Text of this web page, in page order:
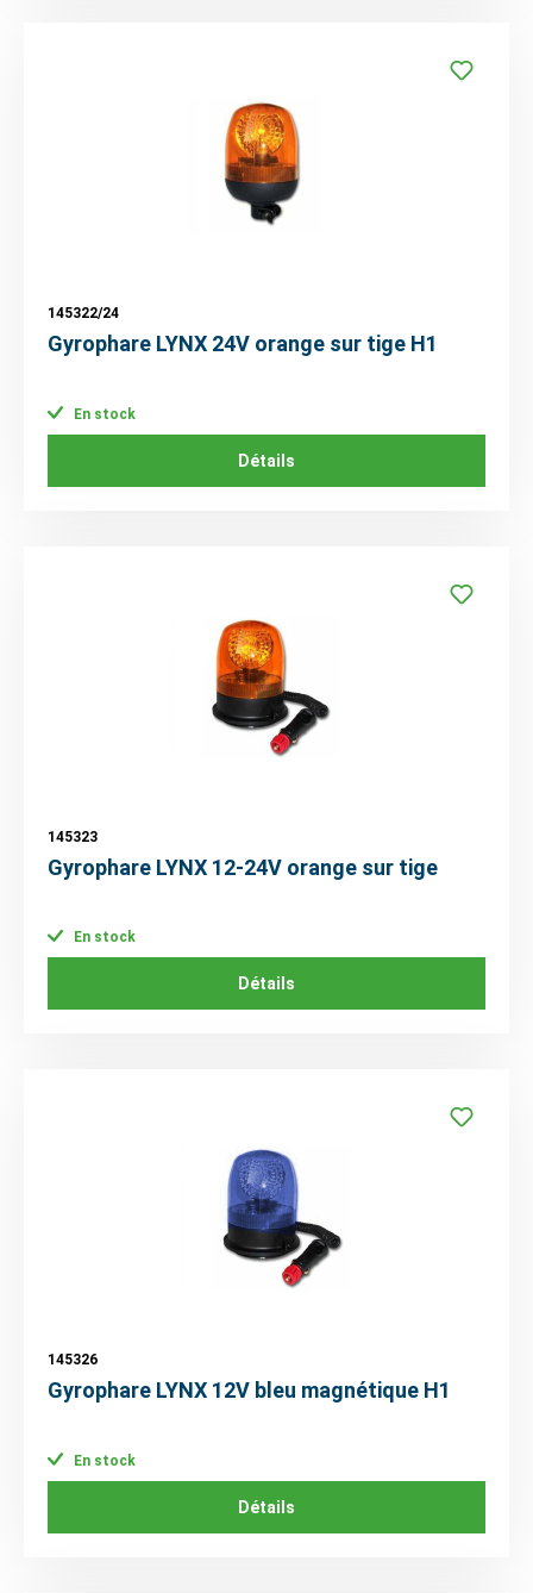
145322/24
Gyrophare LYNX 24V orange sur tige H1
En stock
Détails
145323
Gyrophare LYNX 12-24V orange sur tige
En stock
Détails
145326
Gyrophare LYNX 12V bleu magnétique H1
En stock
Détails